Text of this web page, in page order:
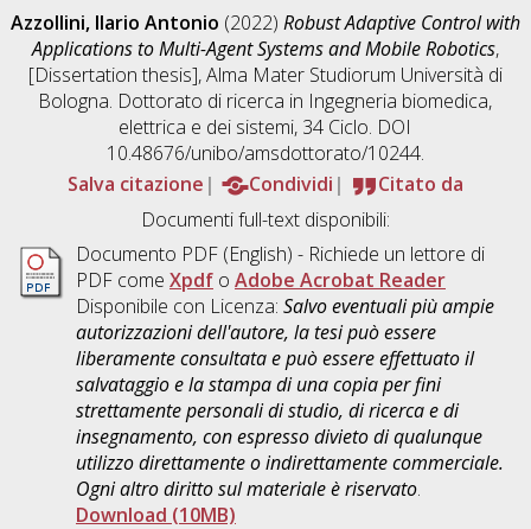
Azzollini, Ilario Antonio (2022) Robust Adaptive Control with
Applications to Multi-Agent Systems and Mobile Robotics,
[Dissertation thesis], Alma Mater Studiorum Università di
Bologna. Dottorato di ricerca in Ingegneria biomedica,
elettrica e dei sistemi, 34 Ciclo. DOI
10.48676/unibo/amsdottorato/10244.
Salva citazione
Condividi
Citato da
Documenti full-text disponibili:
Documento PDF(English) - Richiede un lettore di
PDF come Xpdfo Adobe Acrobat Reader
Disponibile con Licenza: Salvo eventuali più ampie
autorizzazioni dell'autore, la tesi può essere
liberamente consultata e può essere effettuato il
salvataggio e la stampa di una copia per fini
strettamente personali di studio, di ricerca e di
insegnamento, con espresso divieto di qualunque
utilizzo direttamente o indirettamente commerciale.
Ogni altro diritto sul materiale è riservato.
Download (10MB)